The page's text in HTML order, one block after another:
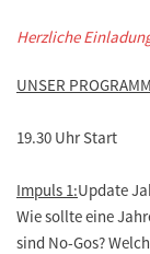
Herzliche
UNSER PROGRAMM
19.30 Uhr Start
Impuls 1:Update
Wie sollte eine
sind No-Gos?